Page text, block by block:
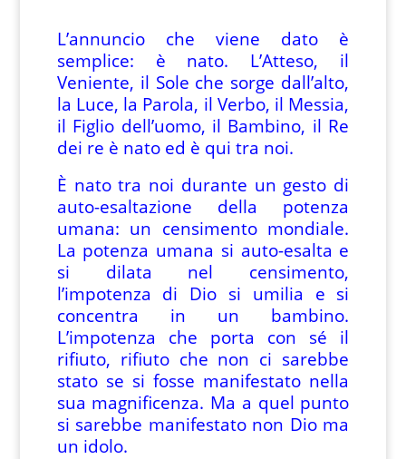
L’annuncio che viene dato è
semplice: è nato. L’Atteso, il
Veniente, il Sole che sorge dall’alto,
la Luce, la Parola, il Verbo, il Messia,
il Figlio dell’uomo, il Bambino, il Re
dei re è nato ed è qui tra noi.
È nato tra noi durante un gesto di
auto-esaltazione della potenza
umana: un censimento mondiale.
La potenza umana si auto-esalta e
si dilata nel censimento,
l’impotenza di Dio si umilia e si
concentra in un bambino.
L’impotenza che porta con sé il
rifiuto, rifiuto che non ci sarebbe
stato se si fosse manifestato nella
sua magnificenza. Ma a quel punto
si sarebbe manifestato non Dio ma
un idolo.